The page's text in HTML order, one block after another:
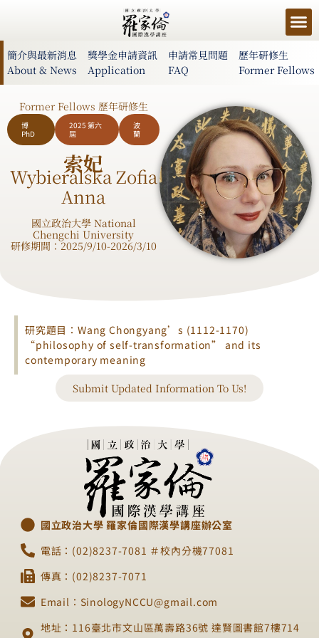
簡介與最新消息
About & News
獎學金申請資訊
Application
申請常見問題
FAQ
歷年研修生
Former Fellows
Former Fellows 歷年研修生
博
PhD
2025 第六
屆
波
蘭
索妃
Wybieralska Zofia
Anna
國立政治大學 National
Chengchi University
研修期間：2025/9/10-2026/3/10
研究題目：Wang Chongyang’s (1112-1170)
“philosophy of self-transformation” and its
contemporary meaning
Submit Updated Information To Us!
國立政治大學 羅家倫國際漢學講座辦公室
電話：(02)8237-7081 ＃校內分機77081
傳真：(02)8237-7071
Email：SinologyNCCU@gmail.com
地址：116臺北市文山區萬壽路36號 達賢圖書館7樓714